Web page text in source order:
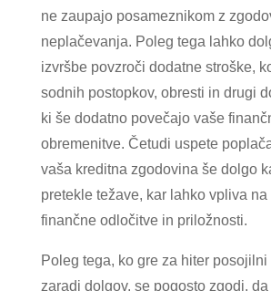
ne zaupajo posameznikom z
neplačevanja. Poleg tega lahko
izvršbe povzroči dodatne stroške,
sodnih postopkov, obresti in drugi
ki še dodatno povečajo vaše
obremenitve. Četudi uspete
vaša kreditna zgodovina še dolgo
pretekle težave, kar lahko vpliva
finančne odločitve in priložnosti.
Poleg tega, ko gre za hiter
zaradi dolgov, se pogosto zgodi,